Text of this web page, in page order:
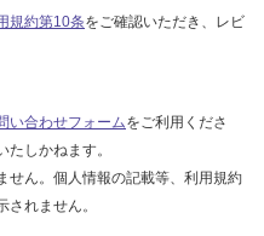
規約第10条をご確認いただき、レビ
い合わせフォームをご利用くださ
しかねます。
せん。個人情報の記載等、利用規約
れません。